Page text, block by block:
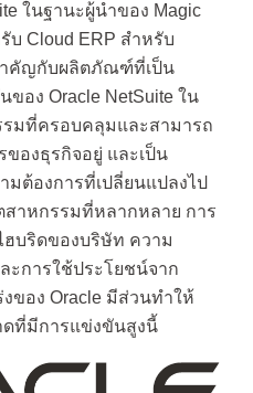
ในฐานะผู้นำของ Magic
บ Cloud ERP สำหรับ
คัญกับผลิตภัณฑ์ที่เป็น
อง Oracle NetSuite ใน
มที่ครอบคลุมและสามารถ
องธุรกิจอยู่ และเป็น
ต้องการที่เปลี่ยนแปลงไป
าหกรรมที่หลากหลาย การ
ฮบริดของบริษัท ความ
ะการใช้ประโยชน์จาก
ของ Oracle มีส่วนทำให้
ดที่มีการแข่งขันสูงนี้